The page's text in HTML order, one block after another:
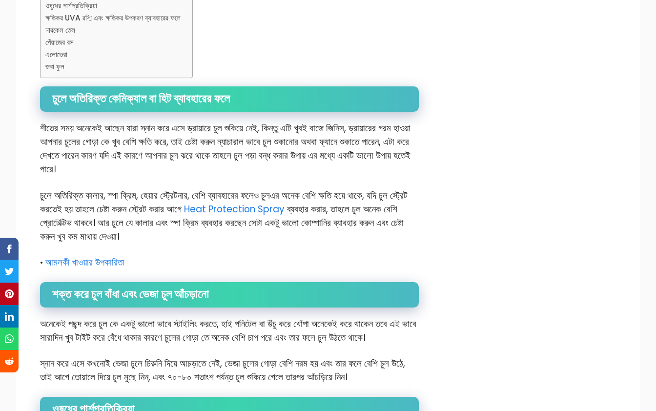
ওষুধের পার্শপ্রতিক্রিয়া
ক্ষতিকর UVA রশ্মি এবং ক্ষতিকর উপকরণ ব্যাবহারের ফলে
নারকেল তেল
পেঁয়াজের রস
এলোভেরা
জবা ফুল
চুলে অতিরিক্ত কেমিক্যাল বা হিট ব্যাবহারের ফলে
শীতের সময় অনেকেই আছেন যারা স্নান করে এসে ড্রায়ারে চুল শুকিয়ে নেই, কিন্তু এটি খুবই বাজে জিনিস, ড্রায়ারের গরম হাওয়া
আপনার চুলের গোড়া কে খুব বেশি ক্ষতি করে, তাই চেষ্টা করুন ন্যাচারাল ভাবে চুল শুকানোর অথবা ফ্যানে শুকাতে পারেন, এটা করে
দেখতে পারেন কারণ যদি এই কারণে আপনার চুল ঝরে থাকে তাহলে চুল পড়া বন্ধ করার উপায় এর মধ্যে একটি ভালো উপায় হতেই
পারে।
চুলে অতিরিক্ত কালার, স্পা ক্রিম, হেয়ার স্ট্রেটনার, বেশি ব্যাবহারের ফলেও চুলএর অনেক বেশি ক্ষতি হয়ে থাকে, যদি চুল স্ট্রেট
করতেই হয় তাহলে চেষ্টা করুন স্ট্রেট করার আগে Heat Protection Spray ব্যবহার করার, তাহলে চুল অনেক বেশি
প্রোটেক্টিভ থাকবে। আর চুলে যে কালার এবং স্পা ক্রিম ব্যবহার করছেন সেটা একটু ভালো কোম্পানির ব্যাবহার করুন এবং চেষ্টা
করুন খুব কম মাথায় দেওয়া।
• আমলকী খাওয়ার উপকারিতা
শক্ত করে চুল বাঁধা এবং ভেজা চুল আঁচড়ানো
অনেকেই পছন্দ করে চুল কে একটু ভালো ভাবে স্টাইলিং করতে, হাই পনিটেল বা উঁচু করে খোঁপা অনেকেই করে থাকেন তবে এই ভাবে
সারাদিন খুব টাইট করে বেঁধে থাকার কারণে চুলের গোড়া তে অনেক বেশি চাপ পরে এবং তার ফলে চুল উঠতে থাকে।
স্নান করে এসে কখনোই ভেজা চুলে চিরুনি দিয়ে আচড়াতে নেই, ভেজা চুলের গোড়া বেশি নরম হয় এবং তার ফলে বেশি চুল উঠে,
তাই আগে তোয়ালে দিয়ে চুল মুছে নিন, এবং ৭০-৮০ শতাংশ পর্যন্ত চুল শুকিয়ে গেলে তারপর আঁচড়িয়ে নিন।